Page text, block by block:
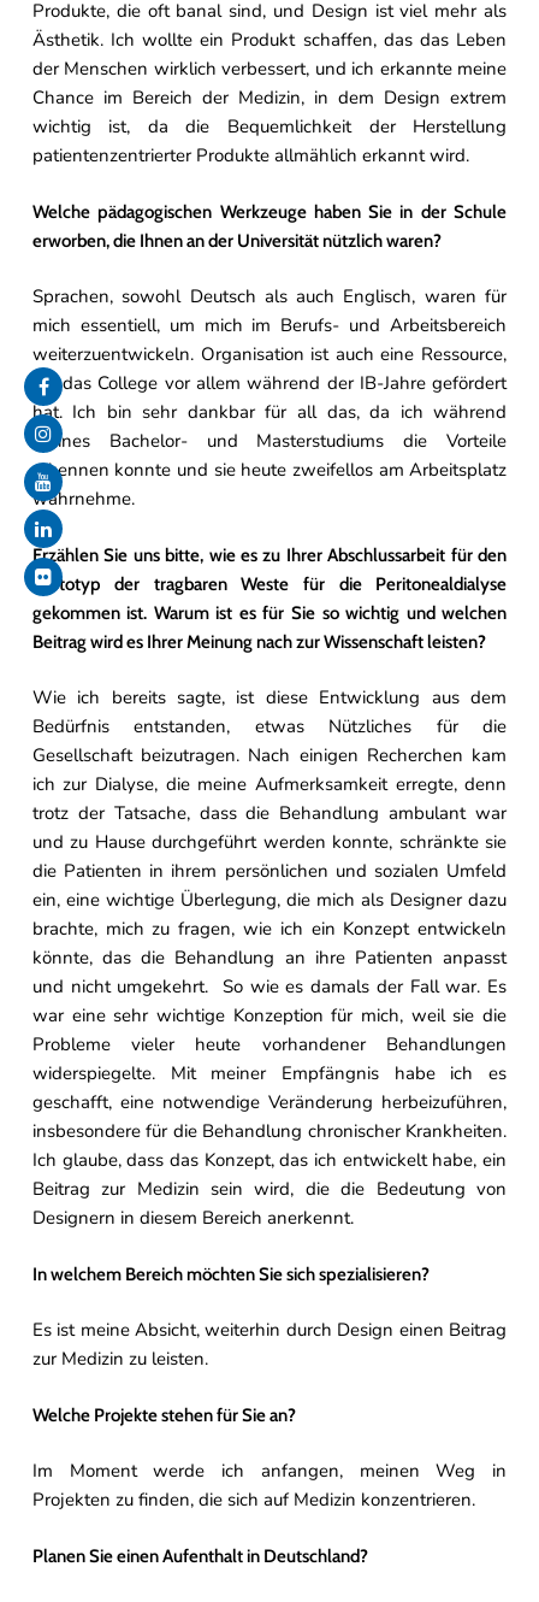
Produkte, die oft banal sind, und Design ist viel mehr als
Ästhetik. Ich wollte ein Produkt schaffen, das das Leben
der Menschen wirklich verbessert, und ich erkannte meine
Chance im Bereich der Medizin, in dem Design extrem
wichtig ist, da die Bequemlichkeit der Herstellung
patientenzentrierter Produkte allmählich erkannt wird.
Welche pädagogischen Werkzeuge haben Sie in der Schule
erworben, die Ihnen an der Universität nützlich waren?
Sprachen, sowohl Deutsch als auch Englisch, waren für
mich essentiell, um mich im Berufs- und Arbeitsbereich
weiterzuentwickeln. Organisation ist auch eine Ressource,
die das College vor allem während der IB-Jahre gefördert
hat. Ich bin sehr dankbar für all das, da ich während
meines Bachelor- und Masterstudiums die Vorteile
erkennen konnte und sie heute zweifellos am Arbeitsplatz
wahrnehme.
Erzählen Sie uns bitte, wie es zu Ihrer Abschlussarbeit für den
Prototyp der tragbaren Weste für die Peritonealdialyse
gekommen ist. Warum ist es für Sie so wichtig und welchen
Beitrag wird es Ihrer Meinung nach zur Wissenschaft leisten?
Wie ich bereits sagte, ist diese Entwicklung aus dem
Bedürfnis entstanden, etwas Nützliches für die
Gesellschaft beizutragen. Nach einigen Recherchen kam
ich zur Dialyse, die meine Aufmerksamkeit erregte, denn
trotz der Tatsache, dass die Behandlung ambulant war
und zu Hause durchgeführt werden konnte, schränkte sie
die Patienten in ihrem persönlichen und sozialen Umfeld
ein, eine wichtige Überlegung, die mich als Designer dazu
brachte, mich zu fragen, wie ich ein Konzept entwickeln
könnte, das die Behandlung an ihre Patienten anpasst
und nicht umgekehrt. So wie es damals der Fall war. Es
war eine sehr wichtige Konzeption für mich, weil sie die
Probleme vieler heute vorhandener Behandlungen
widerspiegelte. Mit meiner Empfängnis habe ich es
geschafft, eine notwendige Veränderung herbeizuführen,
insbesondere für die Behandlung chronischer Krankheiten.
Ich glaube, dass das Konzept, das ich entwickelt habe, ein
Beitrag zur Medizin sein wird, die die Bedeutung von
Designern in diesem Bereich anerkennt.
In welchem Bereich möchten Sie sich spezialisieren?
Es ist meine Absicht, weiterhin durch Design einen Beitrag
zur Medizin zu leisten.
Welche Projekte stehen für Sie an?
Im Moment werde ich anfangen, meinen Weg in
Projekten zu finden, die sich auf Medizin konzentrieren.
Planen Sie einen Aufenthalt in Deutschland?